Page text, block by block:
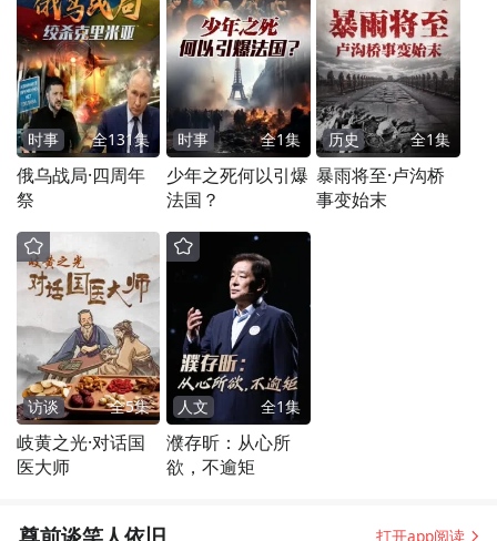
时事 全131集
俄乌战局·四周年
祭
时事 全1集
少年之死何以引爆
法国？
历史 全1集
暴雨将至·卢沟桥
事变始末
访谈 全5集
岐黄之光·对话国
医大师
人文 全1集
濮存昕：从心所
欲，不逾矩
打开app阅读